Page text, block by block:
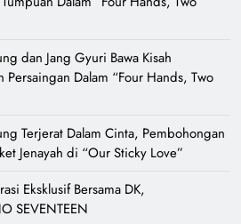
dan Jang Gyuri Bawa Kisah
Persaingan Dalam “Four Hands, Two
Terjerat Dalam Cinta, Pembohongan
Jenayah di “Our Sticky Love”
Eksklusif Bersama DK,
SEVENTEEN